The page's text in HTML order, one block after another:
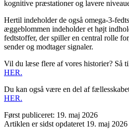
kognitive præstationer og lavere
Hertil indeholder de også omega-3-
æggeblommen indeholder et højt
fedtstoffer, der spiller en central rolle
sender og modtager signaler.
Vil du læse flere af vores historier? Så
HER.
Du kan også være en del af
HER.
Først publiceret: 19. maj 2026
Artiklen er sidst opdateret 19. maj